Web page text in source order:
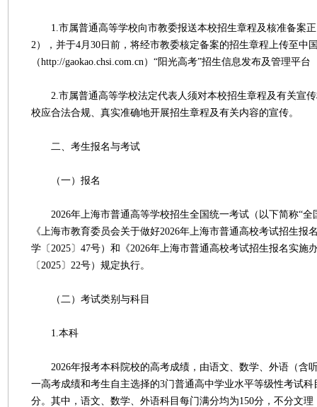
1.市属普通高等学校向市教委报送本校招生章程及核准备案正
2），并于4月30日前，将经市教委核定备案的招生章程上传至中
（http://gaokao.chsi.com.cn）“阳光高考”招生信息发布及管理平
2.市属普通高等学校法定代表人须对本校招生章程及有关宣传
校应合法合规、真实准确地开展招生章程及有关内容的宣传。
二、考生报名与考试
（一）报名
2026年上海市普通高等学校招生全国统一考试（以下简称“全
《上海市教育委员会关于做好2026年上海市普通高校考试招生报
学〔2025〕47号）和《2026年上海市普通高校考试招生报名实施
〔2025〕22号）规定执行。
（二）考试类别与科目
1.本科
2026年报考本科院校的高考成绩，由语文、数学、外语（含
一高考成绩和考生自主选择的3门普通高中学业水平等级性考试科
分。其中，语文、数学、外语科目每门满分均为150分，不分文